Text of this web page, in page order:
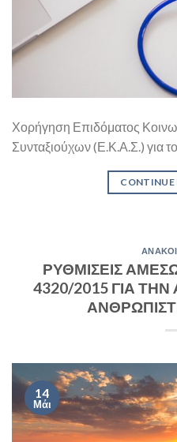
Χορήγηση Επιδόματος
Συνταξιούχων (Ε.Κ.Α.Σ.) για
CONTINUE
ΡΥΘΜΙΣΕΙΣ
4320/2015 ΓΙΑ
14
Μάι